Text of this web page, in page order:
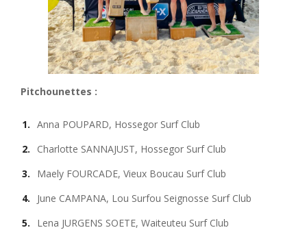
Pitchounettes :
Anna POUPARD, Hossegor Surf Club
Charlotte SANNAJUST, Hossegor Surf Club
Maely FOURCADE, Vieux Boucau Surf Club
June CAMPANA, Lou Surfou Seignosse Surf Club
Lena JURGENS SOETE, Waiteuteu Surf Club